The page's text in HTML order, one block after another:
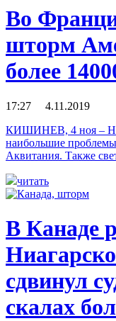
Во
шторм
более
17:27 4.11.2019
КИШИНЕВ, 4 ноя –
наибольшие
Аквитания. Также
читать
В Канаде
сдвинул
скалах